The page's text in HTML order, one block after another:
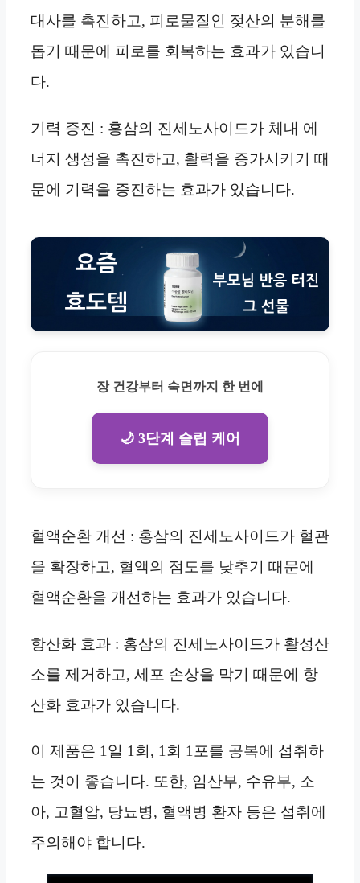
대사를 촉진하고, 피로물질인 젖산의 분해를
돕기 때문에 피로를 회복하는 효과가 있습니
다.
기력 증진 : 홍삼의 진세노사이드가 체내 에
너지 생성을 촉진하고, 활력을 증가시키기 때
문에 기력을 증진하는 효과가 있습니다.
장 건강부터 숙면까지 한 번에
🌙 3단계 슬립 케어
혈액순환 개선 : 홍삼의 진세노사이드가 혈관
을 확장하고, 혈액의 점도를 낮추기 때문에
혈액순환을 개선하는 효과가 있습니다.
항산화 효과 : 홍삼의 진세노사이드가 활성산
소를 제거하고, 세포 손상을 막기 때문에 항
산화 효과가 있습니다.
이 제품은 1일 1회, 1회 1포를 공복에 섭취하
는 것이 좋습니다. 또한, 임산부, 수유부, 소
아, 고혈압, 당뇨병, 혈액병 환자 등은 섭취에
주의해야 합니다.